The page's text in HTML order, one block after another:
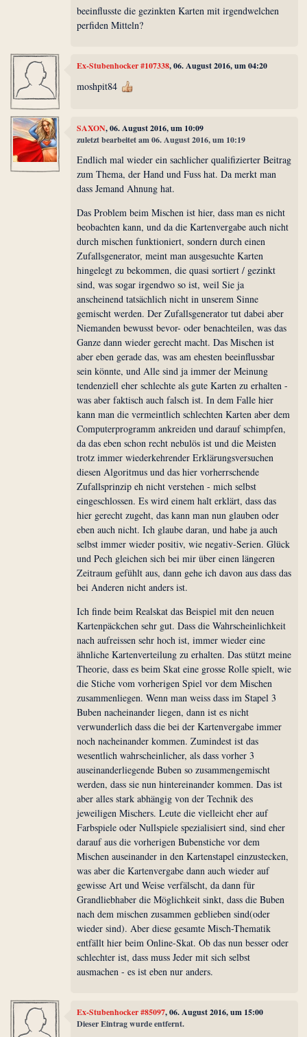
beeinflusste die gezinkten Karten mit irgendwelchen
perfiden Mitteln?
Ex-Stubenhocker #107338, 06. August 2016, um 04:20
moshpit84
SAXON, 06. August 2016, um 10:09
zuletzt bearbeitet am 06. August 2016, um 10:19
Endlich mal wieder ein sachlicher qualifizierter Beitrag
zum Thema, der Hand und Fuss hat. Da merkt man
dass Jemand Ahnung hat.
Das Problem beim Mischen ist hier, dass man es nicht
beobachten kann, und da die Kartenvergabe auch nicht
durch mischen funktioniert, sondern durch einen
Zufallsgenerator, meint man ausgesuchte Karten
hingelegt zu bekommen, die quasi sortiert / gezinkt
sind, was sogar irgendwo so ist, weil Sie ja
anscheinend tatsächlich nicht in unserem Sinne
gemischt werden. Der Zufallsgenerator tut dabei aber
Niemanden bewusst bevor- oder benachteilen, was das
Ganze dann wieder gerecht macht. Das Mischen ist
aber eben gerade das, was am ehesten beeinflussbar
sein könnte, und Alle sind ja immer der Meinung
tendenziell eher schlechte als gute Karten zu erhalten -
was aber faktisch auch falsch ist. In dem Falle hier
kann man die vermeintlich schlechten Karten aber dem
Computerprogramm ankreiden und darauf schimpfen,
da das eben schon recht nebulös ist und die Meisten
trotz immer wiederkehrender Erklärungsversuchen
diesen Algoritmus und das hier vorherrschende
Zufallsprinzip eh nicht verstehen - mich selbst
eingeschlossen. Es wird einem halt erklärt, dass das
hier gerecht zugeht, das kann man nun glauben oder
eben auch nicht. Ich glaube daran, und habe ja auch
selbst immer wieder positiv, wie negativ-Serien. Glück
und Pech gleichen sich bei mir über einen längeren
Zeitraum gefühlt aus, dann gehe ich davon aus dass das
bei Anderen nicht anders ist.
Ich finde beim Realskat das Beispiel mit den neuen
Kartenpäckchen sehr gut. Dass die Wahrscheinlichkeit
nach aufreissen sehr hoch ist, immer wieder eine
ähnliche Kartenverteilung zu erhalten. Das stützt meine
Theorie, dass es beim Skat eine grosse Rolle spielt, wie
die Stiche vom vorherigen Spiel vor dem Mischen
zusammenliegen. Wenn man weiss dass im Stapel 3
Buben nacheinander liegen, dann ist es nicht
verwunderlich dass die bei der Kartenvergabe immer
noch nacheinander kommen. Zumindest ist das
wesentlich wahrscheinlicher, als dass vorher 3
auseinanderliegende Buben so zusammengemischt
werden, dass sie nun hintereinander kommen. Das ist
aber alles stark abhängig von der Technik des
jeweiligen Mischers. Leute die vielleicht eher auf
Farbspiele oder Nullspiele spezialisiert sind, sind eher
darauf aus die vorherigen Bubenstiche vor dem
Mischen auseinander in den Kartenstapel einzustecken,
was aber die Kartenvergabe dann auch wieder auf
gewisse Art und Weise verfälscht, da dann für
Grandliebhaber die Möglichkeit sinkt, dass die Buben
nach dem mischen zusammen geblieben sind(oder
wieder sind). Aber diese gesamte Misch-Thematik
entfällt hier beim Online-Skat. Ob das nun besser oder
schlechter ist, dass muss Jeder mit sich selbst
ausmachen - es ist eben nur anders.
Ex-Stubenhocker #85097, 06. August 2016, um 15:00
Dieser Eintrag wurde entfernt.